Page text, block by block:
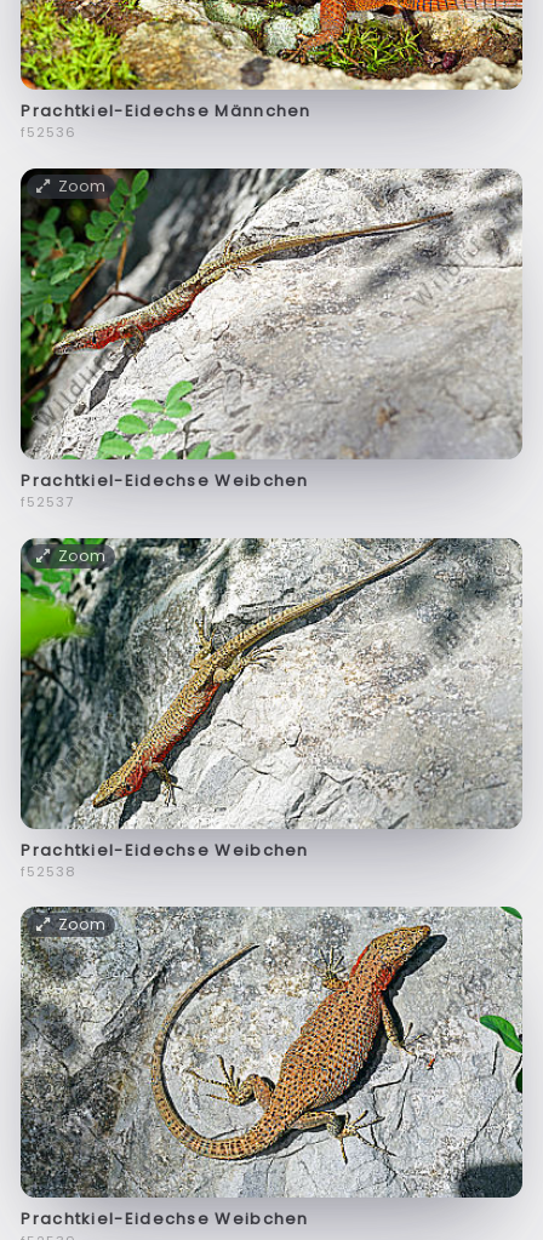
Prachtkiel-Eidechse Männchen
f52536
Zoom
Prachtkiel-Eidechse Weibchen
f52537
Zoom
Prachtkiel-Eidechse Weibchen
f52538
Zoom
Prachtkiel-Eidechse Weibchen